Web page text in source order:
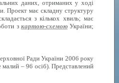
даних, отриманих у ході
Проект має складну структуру
з кількох хвиль; має
з картою-схемоюУкраїни;
Ради України 2006 року
малий – 96 осіб). Представлений